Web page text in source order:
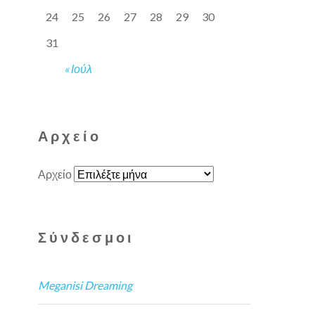
« Ιούλ
24 25 26 27 28 29
30
31
Αρχείο
Αρχείο
Σύνδεσμοι
Meganisi Dreaming